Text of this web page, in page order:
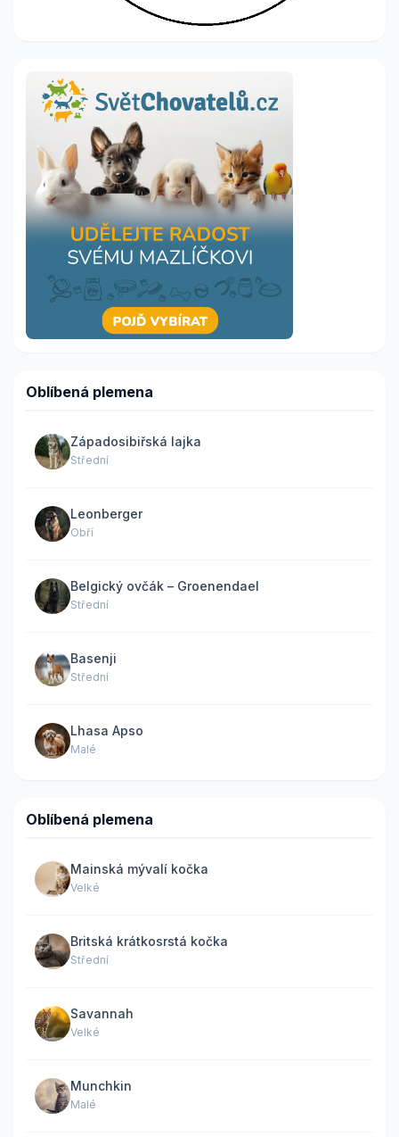
Oblíbená plemena
Západosibiřská lajka
Střední
Leonberger
Obří
Belgický ovčák – Groenendael
Střední
Basenji
Střední
Lhasa Apso
Malé
Oblíbená plemena
Mainská mývalí kočka
Velké
Britská krátkosrstá kočka
Střední
Savannah
Velké
Munchkin
Malé